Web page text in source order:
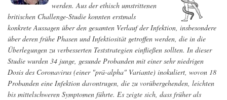
werden. Aus der ethisch umstrittenen
britischen Challenge-Studie konnten erstmals
konkrete Aussagen über den gesamten Verlauf der Infektion, insbesondere
über deren frühe Phasen und Infektiosität getroffen werden, die in die
Überlegungen zu verbesserten Teststrategien einfließen sollten. In dieser
Studie wurden 34 junge, gesunde Probanden mit einer sehr niedrigen
Dosis des Coronavirus (einer "prä-alpha" Variante) inokuliert, wovon 18
Probanden eine Infektion davontrugen, die zu vorübergehenden, leichten
bis mittelschweren Symptomen führte. Es zeigte sich, dass früher als